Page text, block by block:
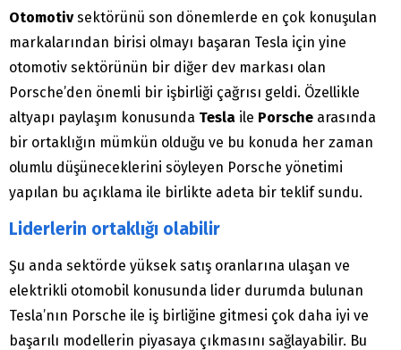
Otomotivsektörünü son dönemlerde en çok konuşulan
markalarından birisi olmayı başaran Tesla için yine
otomotiv sektörünün bir diğer dev markası olan
Porsche’den önemli bir işbirliği çağrısı geldi. Özellikle
altyapı paylaşım konusunda Tesla ile Porsche arasında
bir ortaklığın mümkün olduğu ve bu konuda her zaman
olumlu düşüneceklerini söyleyen Porsche yönetimi
yapılan bu açıklama ile birlikte adeta bir teklif sundu.
Liderlerin ortaklığı olabilir
Şu anda sektörde yüksek satış oranlarına ulaşan ve
elektrikli otomobil konusunda lider durumda bulunan
Tesla’nın Porsche ile iş birliğine gitmesi çok daha iyi ve
başarılı modellerin piyasaya çıkmasını sağlayabilir. Bu